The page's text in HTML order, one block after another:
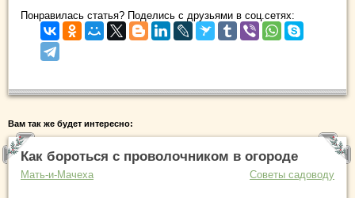
Понравилась статья? Поделись с друзьями в соц.сетях:
Вам так же будет интересно:
Как бороться с проволочником в огороде
Мать-и-Мачеха Советы садоводу